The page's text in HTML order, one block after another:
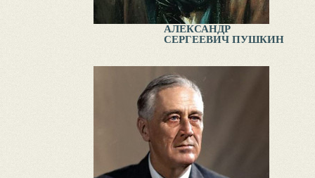
АЛЕКСАНДР
СЕРГЕЕВИЧ ПУШКИН